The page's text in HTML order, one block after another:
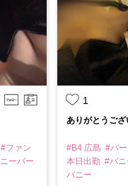
#ファン
ーバー
1
ありがとうご
#B4 広島 #バー
本日出勤 #バ
バニー